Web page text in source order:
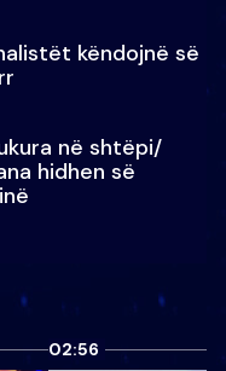
këndojnë së
në shtëpi/
hidhen së
02:56